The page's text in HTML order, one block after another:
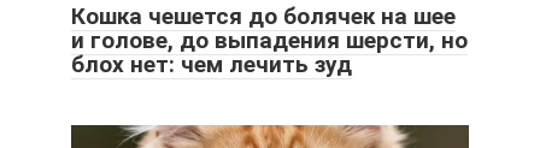
Кошка чешется до болячек на шее
и голове, до выпадения шерсти, но
блох нет: чем лечить зуд